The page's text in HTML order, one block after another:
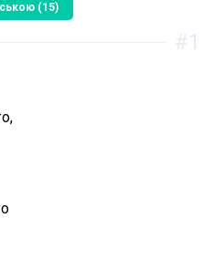
(15)
#1